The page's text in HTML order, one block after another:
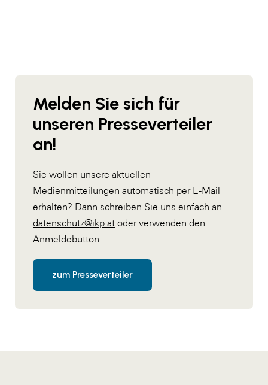
Melden Sie sich für
unseren Presseverteiler
an!
Sie wollen unsere aktuellen
Medienmitteilungen automatisch per E-Mail
erhalten? Dann schreiben Sie uns einfach an
datenschutz@ikp.at oder verwenden den
Anmeldebutton.
zum Presseverteiler